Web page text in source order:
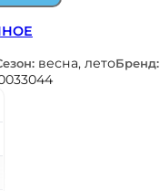
весна, летоБренд: